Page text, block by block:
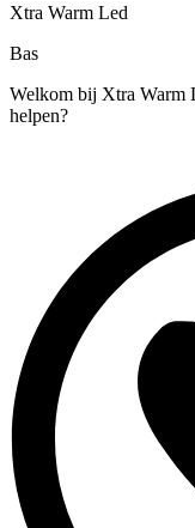
Xtra Warm Led
Bas
Welkom bij Xtra Warm
helpen?